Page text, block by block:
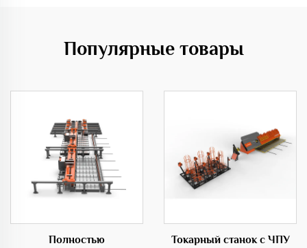
Популярные товары
Полностью
Токарный станок с ЧПУ